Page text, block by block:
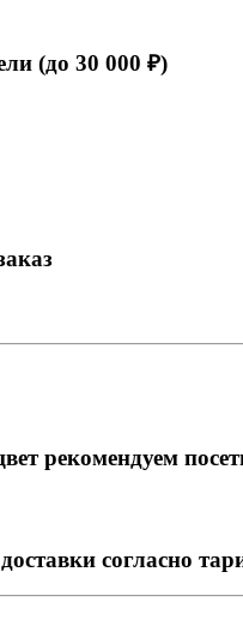
(до 30 000 ₽)
рекомендуем
согласно